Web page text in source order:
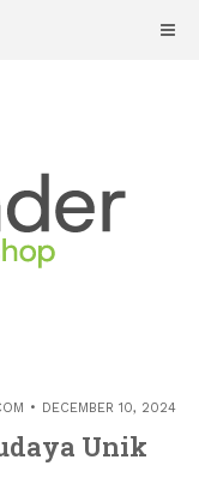
DECEMBER 10, 2024
Unik